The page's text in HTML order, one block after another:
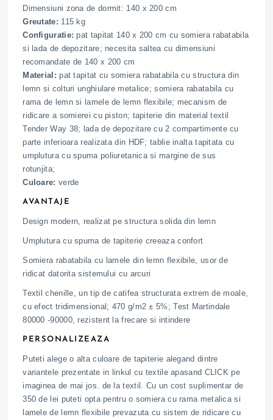
Dimensiuni zona de dormit: 140 x 200 cm
Greutate: 115 kg
Configuratie:pat tapitat 140 x 200 cm cu somiera rabatabila
si lada de depozitare; necesita saltea cu dimensiuni
recomandate de 140 x 200 cm
Material:pat tapitat cu somiera rabatabila cu structura din
lemn si colturi unghiulare metalice; somiera rabatabila cu
rama de lemn si lamele de lemn flexibile; mecanism de
ridicare a somierei cu piston; tapiterie din material textil
Tender Way 38; lada de depozitare cu 2 compartimente cu
parte inferioara realizata din HDF; tablie inalta tapitata cu
umplutura cu spuma poliuretanica si margine de sus
rotunjita;
Culoare: verde
AVANTAJE
Design modern, realizat pe structura solida din lemn
Umplutura cu spuma de tapiterie creeaza confort
Somiera rabatabila cu lamele din lemn flexibile, usor de
ridicat datorita sistemului cu arcuri
Textil chenille, un tip de catifea structurata extrem de moale,
cu efect tridimensional; 470 g/m2 ± 5%; Test Martindale
80000 -90000, rezistent la frecare si intindere
PERSONALIZEAZA
Puteti alege o alta culoare de tapiterie alegand dintre
variantele prezentate in linkul cu textile apasand CLICK pe
imaginea de mai jos. de la textil. Cu un cost suplimentar de
350 de lei puteti opta pentru o somiera cu rama metalica si
lamele de lemn flexibile prevazuta cu sistem de ridicare cu